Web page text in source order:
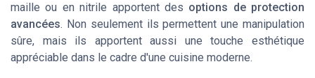
maille ou en nitrile apportent des options de protection
avancées. Non seulement ils permettent une manipulation
sûre, mais ils apportent aussi une touche esthétique
appréciable dans le cadre d'une cuisine moderne.